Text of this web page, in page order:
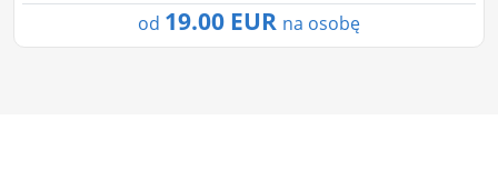
od 19.00 EUR na osobę